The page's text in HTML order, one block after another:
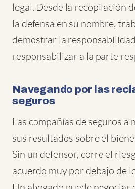
legal. Desde la recopilación
la defensa en su nombre,
demostrar la
responsabilizar a la parte
Navegando por las
seguros
Las compañías de seguros a
sus resultados sobre el
Sin un defensor, corre el
acuerdo muy por debajo de